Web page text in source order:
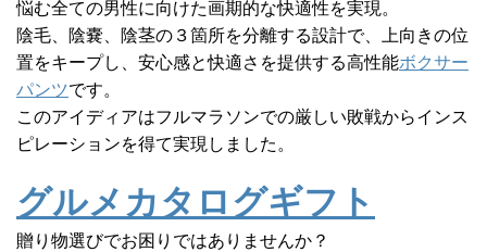
悩む全ての男性に向けた画期的な快適性を実現。
陰毛、陰嚢、陰茎の３箇所を分離する設計で、上向きの位
置をキープし、安心感と快適さを提供する高性能ボクサー
パンツです。
このアイディアはフルマラソンでの厳しい敗戦からインス
ピレーションを得て実現しました。
グルメカタログギフト
贈り物選びでお困りではありませんか？